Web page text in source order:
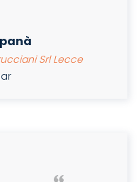
Srl Lecce